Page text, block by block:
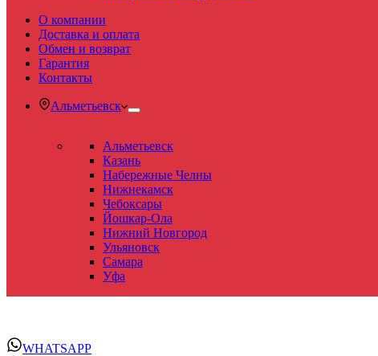
О компании
Доставка и оплата
Обмен и возврат
Гарантия
Контакты
Альметьевск
Альметьевск
Казань
Набережные Челны
Нижнекамск
Чебоксары
Йошкар-Ола
Нижний Новгород
Ульяновск
Самара
Уфа
WHATSAPP